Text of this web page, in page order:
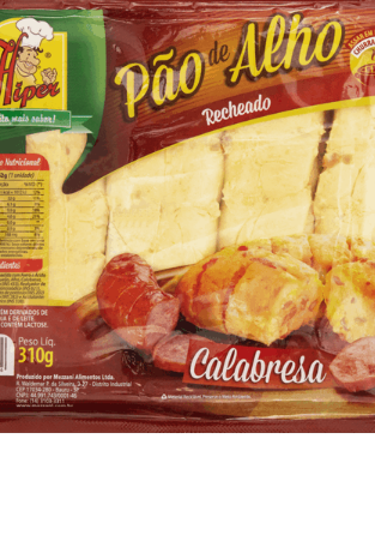
9º ovo
10 iogurte